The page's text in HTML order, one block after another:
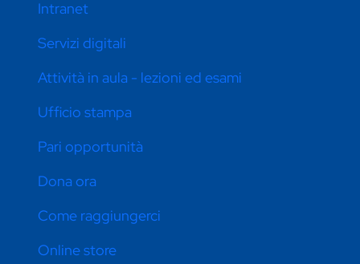
Intranet
Servizi digitali
Attività in aula - lezioni ed esami
Ufficio stampa
Pari opportunità
Dona ora
Come raggiungerci
Online store